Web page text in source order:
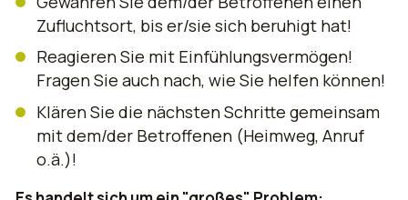
Zufluchtsort, bis er/sie sich beruhigt hat!
Reagieren Sie mit Einfühlungsvermögen!
Fragen Sie auch nach, wie Sie helfen können!
Klären Sie die nächsten Schritte gemeinsam
mit dem/der Betroffenen (Heimweg, Anruf
o.ä.)!